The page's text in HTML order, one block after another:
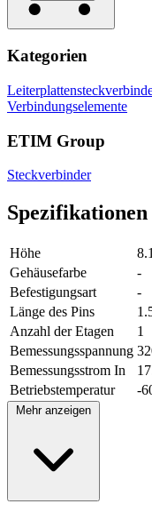
Kategorien
Verbindungselemente
ETIM Group
Steckverbinder
Spezifikationen
Höhe
Gehäusefarbe
-
Befestigungsart
-
Länge des Pins
Anzahl der Etagen
1
Bemessungsspannung
Bemessungsstrom In
Betriebstemperatur
-
Mehr anzeigen